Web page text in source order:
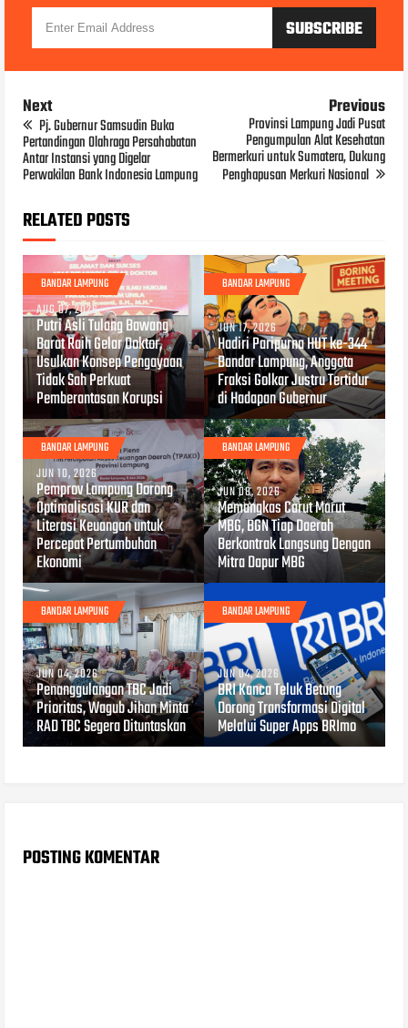
Next
Pj. Gubernur Samsudin Buka
Pertandingan Olahraga Persahabatan
Antar Instansi yang Digelar
Perwakilan Bank Indonesia Lampung
Previous
Provinsi Lampung Jadi Pusat
Pengumpulan Alat Kesehatan
Bermerkuri untuk Sumatera, Dukung
Penghapusan Merkuri Nasional
RELATED POSTS
BANDAR LAMPUNG
AUG 07, 2026
Putri Asli Tulang Bawang
Barat Raih Gelar Doktor,
Usulkan Konsep Pengayaan
Tidak Sah Perkuat
Pemberantasan Korupsi
BANDAR LAMPUNG
JUN 17, 2026
Hadiri Paripurna HUT ke-344
Bandar Lampung, Anggota
Fraksi Golkar Justru Tertidur
di Hadapan Gubernur
BANDAR LAMPUNG
JUN 10, 2026
Pemprov Lampung Dorong
Optimalisasi KUR dan
Literasi Keuangan untuk
Percepat Pertumbuhan
Ekonomi
BANDAR LAMPUNG
JUN 08, 2026
Memangkas Carut Marut
MBG, BGN Tiap Daerah
Berkontrak Langsung Dengan
Mitra Dapur MBG
BANDAR LAMPUNG
JUN 04, 2026
Penanggulangan TBC Jadi
Prioritas, Wagub Jihan Minta
RAD TBC Segera Dituntaskan
BANDAR LAMPUNG
JUN 04, 2026
BRI Kanca Teluk Betung
Dorong Transformasi Digital
Melalui Super Apps BRImo
POSTING KOMENTAR